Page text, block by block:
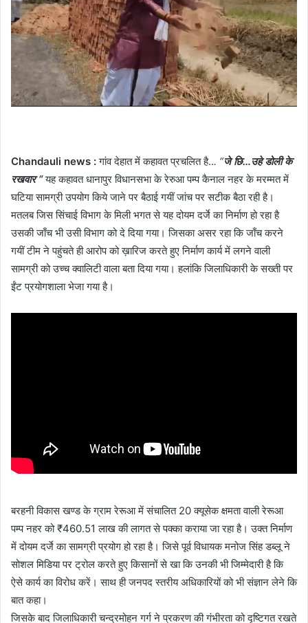
Chandauli news :गांव देहात में कहावत प्रचलित है... “जे छि…उहे डोली के
रखवार “यह कहावत धानापुर विधानसभा के रेरुआ पम्प कैनाल नहर के मरम्मत में
घटिया सामग्री उपयोग किये जाने पर बैठाई गयीं जांच पर सटीक बैठा रही है।
मतलब जिस सिंचाई विभाग के मिली भगत से यह दोयम दर्जे का निर्माण हो रहा है
उसकी जाँच भी उसी विभाग को दे दिया गया। जिसका असर रहा कि जाँच करने
गयीं टीम ने पहुंचते ही आरोप को ख़ारिज करते हुए निर्माण कार्य में लगने वाली
सामग्री को उच्च क्वालिटी वाला बता दिया गया। हलांकि जिलाधिकारी के सख्ती पर
ईंट प्रयोगशाला भेजा गया है।
बरहनी विकास खण्ड के ग्राम रेरूआ में संचालित 20 क्यूसेक क्षमता वाली रेरूआ
पम्प नहर को ₹460.51 लाख की लागत से पक्का कराया जा रहा है। उक्त निर्माण
में दोयम दर्जे का सामग्री प्रयोग हो रहा है। जिसे पूर्व विधायक मनोज सिंह डब्लू ने
सोशल मिडिया पर ट्रोल करते हुए किसानों से खा कि उनकी भी जिम्मेदारी है कि
ऐसे कार्य का विरोध करें। साथ ही जनपद स्तरीय अधिकारियों को भी संज्ञान लेने कि
बात कहा।
जिसके बाद जिलाधिकारी चन्द्रमोहन गर्ग ने प्रकरण की गंभीरता को दृष्टिगत रखते